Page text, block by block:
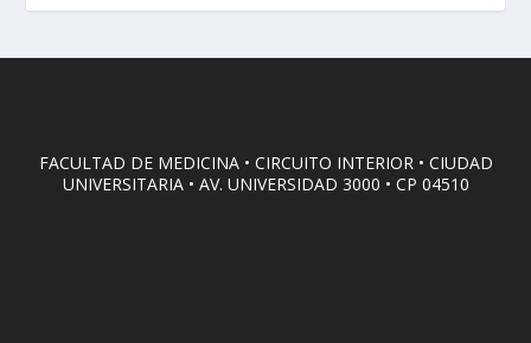
FACULTAD DE MEDICINA • CIRCUITO INTERIOR • CIUDAD
UNIVERSITARIA • AV. UNIVERSIDAD 3000 • CP 04510